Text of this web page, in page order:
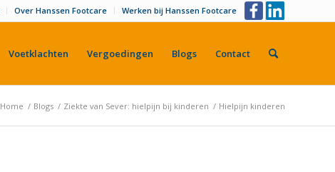
Over Hanssen Footcare Werken bij Hanssen Footcare
Voetklachten Vergoedingen Blogs Contact
Home / Blogs / Ziekte van Sever: hielpijn bij kinderen / Hielpijn kinderen